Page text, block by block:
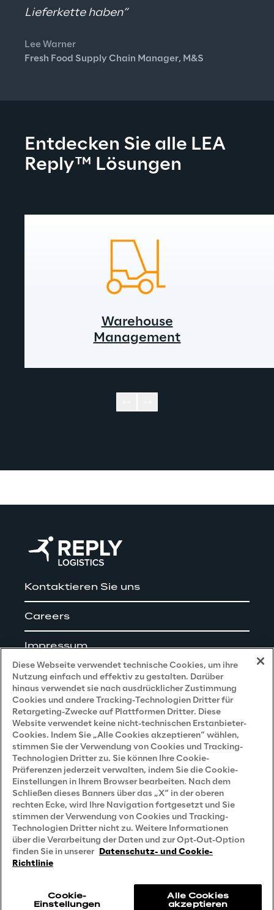
Lieferkette haben”
Lee Warner
Fresh Food Supply Chain Manager, M&S
Entdecken Sie alle LEA
Reply™ Lösungen
Warehouse
Management
Kontaktieren Sie uns
Careers
Impressum
Privacy and Legal
Datenschutz- und Cookie Richtlinie
Datenschutzhinweis(Bewerber)
Datenschutzhinweis (Kunden)
Datenschutzhinweis(Dienstleister)
Datenschutzhinweis(Marketing)
Grundsatzerklärung - LKSG (Deutschland)
Diese Webseite verwendet technische Cookies, um ihre
Nutzung einfach und effektiv zu gestalten. Darüber
hinaus verwendet sie nach ausdrücklicher Zustimmung
Cookies und andere Tracking-Technologien Dritter für
Retargeting-Zwecke auf Plattformen Dritter. Diese
Website verwendet keine nicht-technischen Erstanbieter-
Cookies. Indem Sie „Alle Cookies akzeptieren“ wählen,
stimmen Sie der Verwendung von Cookies und Tracking-
Technologien Dritter zu. Sie können Ihre Cookie-
Präferenzen jederzeit verwalten, indem Sie die Cookie-
Einstellungen in Ihrem Browser bearbeiten. Nach dem
Schließen dieses Banners über das „X“ in der oberen
rechten Ecke, wird Ihre Navigation fortgesetzt und Sie
stimmen der Verwendung von Cookies und Tracking-
Technologien Dritter nicht zu. Weitere Informationen
über die Verarbeitung der Daten und zur Opt-Out-Option
finden Sie in unserer Datenschutz- und Cookie-
Richtlinie
Cookie-
Einstellungen
Alle Cookies
akzeptieren